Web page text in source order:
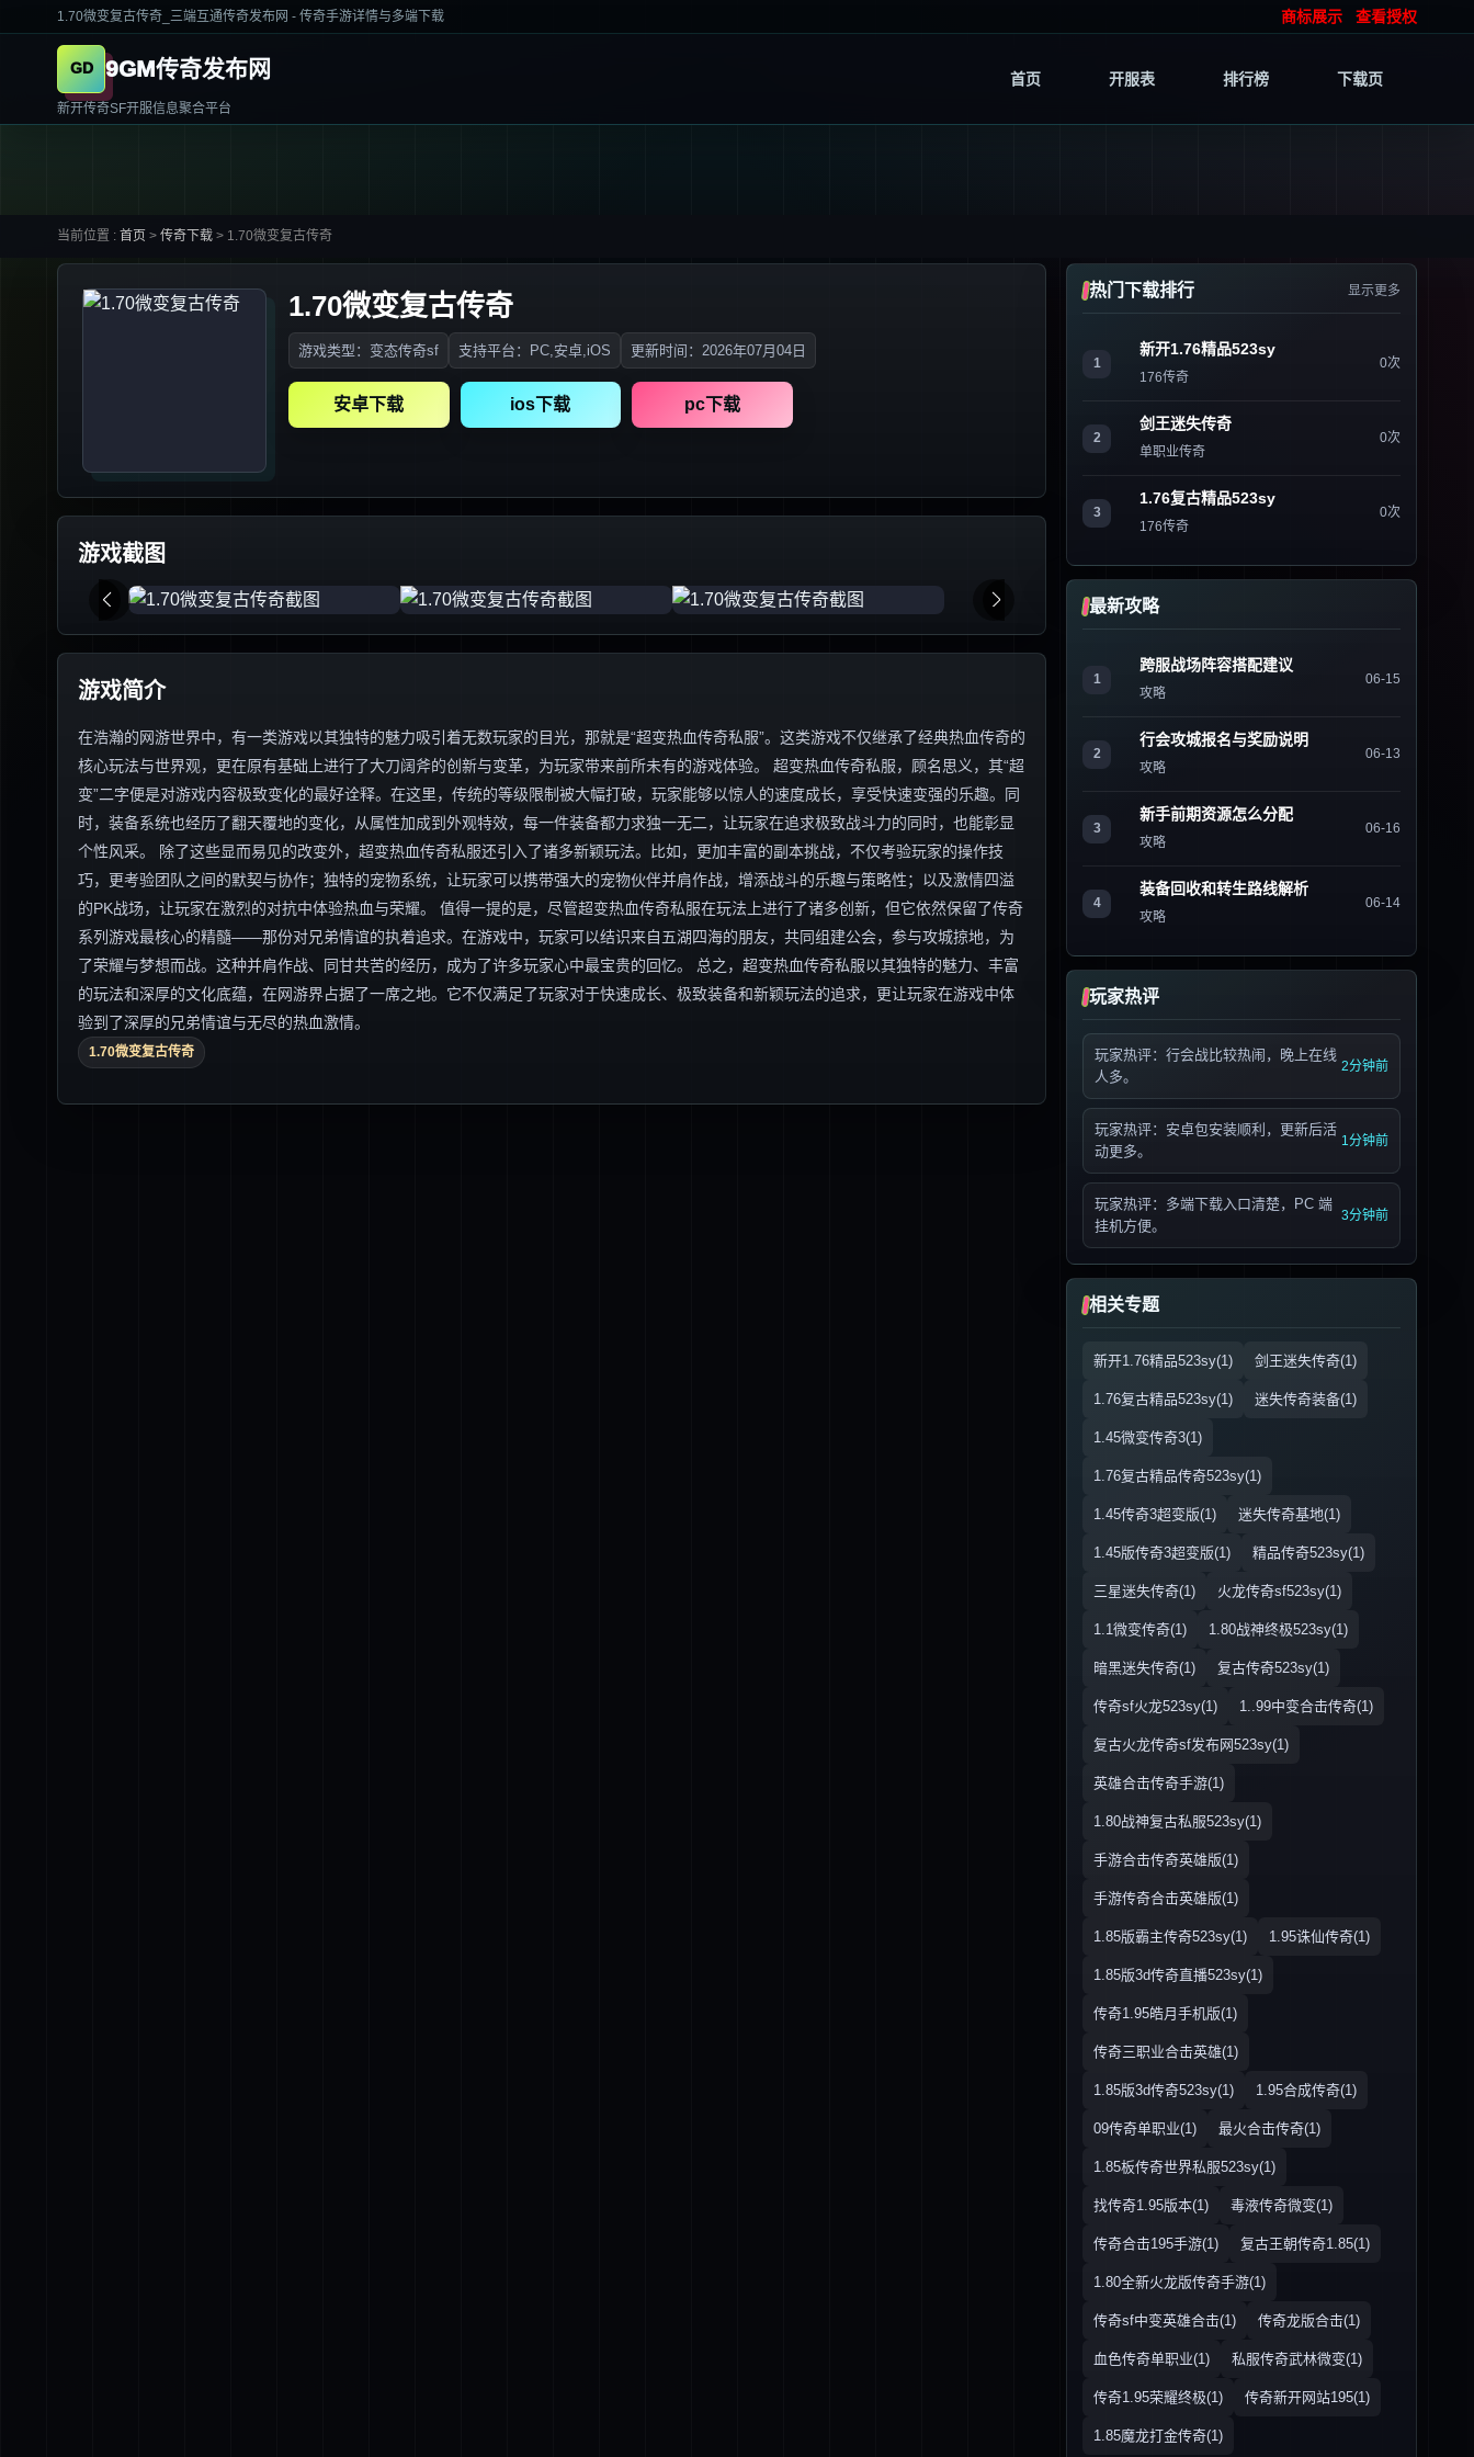
1.70微变复古传奇_三端互通传奇发布网 - 传奇手游详情与多端下载 商标展示 查看授权
9GM传奇发布网
新开传奇SF开服信息聚合平台
首页 开服表 排行榜 下载页
当前位置 : 首页 > 传奇下载 > 1.70微变复古传奇
1.70微变复古传奇
游戏类型：变态传奇sf 支持平台：PC,安卓,iOS 更新时间：2026年07月04日
安卓下载 ios下载 pc下载
游戏截图
游戏简介
在浩瀚的网游世界中，有一类游戏以其独特的魅力吸引着无数玩家的目光，那就是“超变热血传奇私服”。这类游戏不仅继承了经典热血传奇的
核心玩法与世界观，更在原有基础上进行了大刀阔斧的创新与变革，为玩家带来前所未有的游戏体验。 超变热血传奇私服，顾名思义，其“超
变”二字便是对游戏内容极致变化的最好诠释。在这里，传统的等级限制被大幅打破，玩家能够以惊人的速度成长，享受快速变强的乐趣。同
时，装备系统也经历了翻天覆地的变化，从属性加成到外观特效，每一件装备都力求独一无二，让玩家在追求极致战斗力的同时，也能彰显
个性风采。 除了这些显而易见的改变外，超变热血传奇私服还引入了诸多新颖玩法。比如，更加丰富的副本挑战，不仅考验玩家的操作技
巧，更考验团队之间的默契与协作；独特的宠物系统，让玩家可以携带强大的宠物伙伴并肩作战，增添战斗的乐趣与策略性；以及激情四溢
的PK战场，让玩家在激烈的对抗中体验热血与荣耀。 值得一提的是，尽管超变热血传奇私服在玩法上进行了诸多创新，但它依然保留了传奇
系列游戏最核心的精髓——那份对兄弟情谊的执着追求。在游戏中，玩家可以结识来自五湖四海的朋友，共同组建公会，参与攻城掠地，为
了荣耀与梦想而战。这种并肩作战、同甘共苦的经历，成为了许多玩家心中最宝贵的回忆。 总之，超变热血传奇私服以其独特的魅力、丰富
的玩法和深厚的文化底蕴，在网游界占据了一席之地。它不仅满足了玩家对于快速成长、极致装备和新颖玩法的追求，更让玩家在游戏中体
验到了深厚的兄弟情谊与无尽的热血激情。
1.70微变复古传奇
热门下载排行 显示更多
1
新开1.76精品523sy
176传奇
0次
2
剑王迷失传奇
单职业传奇
0次
3
1.76复古精品523sy
176传奇
0次
最新攻略
1
跨服战场阵容搭配建议
攻略
06-15
2
行会攻城报名与奖励说明
攻略
06-13
3
新手前期资源怎么分配
攻略
06-16
4
装备回收和转生路线解析
攻略
06-14
玩家热评
玩家热评：行会战比较热闹，晚上在线
人多。
2分钟前
玩家热评：安卓包安装顺利，更新后活
动更多。
1分钟前
玩家热评：多端下载入口清楚，PC 端
挂机方便。
3分钟前
相关专题
新开1.76精品523sy(1) 剑王迷失传奇(1)
1.76复古精品523sy(1) 迷失传奇装备(1)
1.45微变传奇3(1)
1.76复古精品传奇523sy(1)
1.45传奇3超变版(1) 迷失传奇基地(1)
1.45版传奇3超变版(1) 精品传奇523sy(1)
三星迷失传奇(1) 火龙传奇sf523sy(1)
1.1微变传奇(1) 1.80战神终极523sy(1)
暗黑迷失传奇(1) 复古传奇523sy(1)
传奇sf火龙523sy(1) 1..99中变合击传奇(1)
复古火龙传奇sf发布网523sy(1)
英雄合击传奇手游(1)
1.80战神复古私服523sy(1)
手游合击传奇英雄版(1)
手游传奇合击英雄版(1)
1.85版霸主传奇523sy(1) 1.95诛仙传奇(1)
1.85版3d传奇直播523sy(1)
传奇1.95皓月手机版(1)
传奇三职业合击英雄(1)
1.85版3d传奇523sy(1) 1.95合成传奇(1)
09传奇单职业(1) 最火合击传奇(1)
1.85板传奇世界私服523sy(1)
找传奇1.95版本(1) 毒液传奇微变(1)
传奇合击195手游(1) 复古王朝传奇1.85(1)
1.80全新火龙版传奇手游(1)
传奇sf中变英雄合击(1) 传奇龙版合击(1)
血色传奇单职业(1) 私服传奇武林微变(1)
传奇1.95荣耀终极(1) 传奇新开网站195(1)
1.85魔龙打金传奇(1)